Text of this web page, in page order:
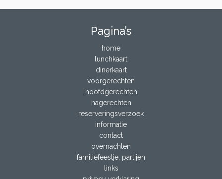
Pagina’s
home
lunchkaart
dinerkaart
voorgerechten
hoofdgerechten
nagerechten
reserveringsverzoek
informatie
contact
overnachten
familiefeestje, partijen
links